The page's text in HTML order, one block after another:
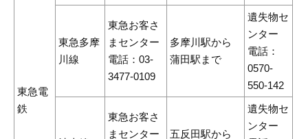
東急電
鉄
東急多摩
川線
東急お客さ
まセンター
電話：03-
3477-0109
多摩川駅から
蒲田駅まで
遺失物セ
ンター
電話：
0570-
550-142
東急お客さ
まセンター
五反田駅から
遺失物セ
ンター